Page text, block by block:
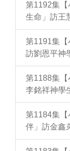
第1192集【
生命」訪王
第1191集【
訪劉恩平神
第1188集
李銘祥神學
第1184集
伴」訪金鑫